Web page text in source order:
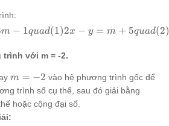
(1) -
m − 1quad(1)2x − y = m + 5quad(2
với m = -2.
m
=
-2
m = −2 vào hệ phương trình gốc để
trình số cụ thể, sau đó giải bằng
hoặc cộng đại số.